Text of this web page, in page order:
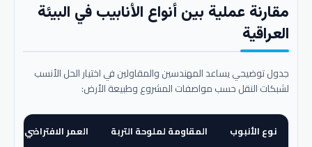
مقارنة عملية بين أنواع الأنابيب في البيئة
العراقية
جدول توضيحي يساعد المهندسين والمقاولين في اختيار الحل الأنسب
لشبكات النقل حسب مواصفات المشروع وطبيعة الأرض:
نوع الأنبوب المقاومة لملوحة التربة العمر الافتراضي